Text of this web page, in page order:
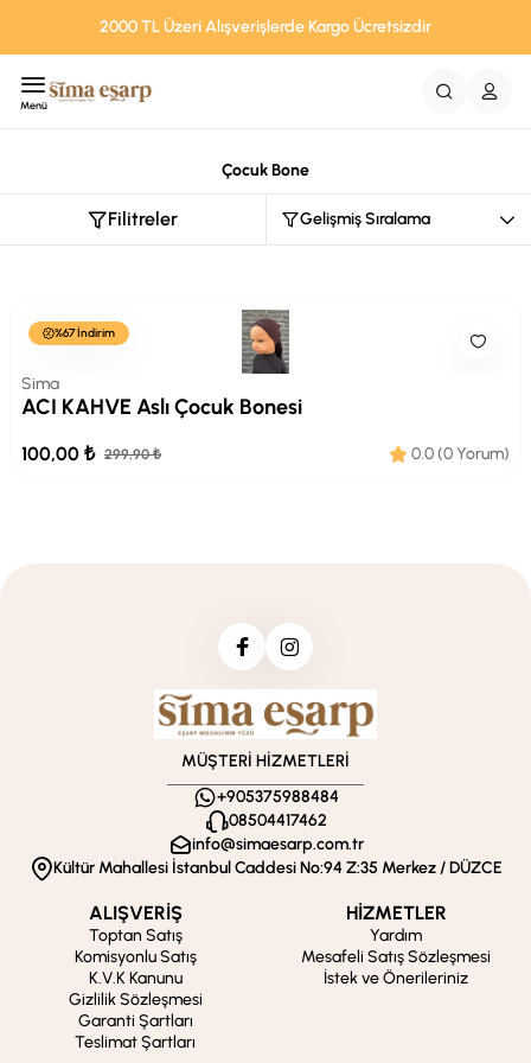
2000 TL Üzeri Alışverişlerde Kargo Ücretsizdir
Menü
Çocuk Bone
Filitreler
%67 İndirim
Sima
ACI KAHVE Aslı Çocuk Bonesi
100,00 ₺ 299,90 ₺ 0.0 (0 Yorum)
MÜŞTERİ HİZMETLERİ
+905375988484
08504417462
info@simaesarp.com.tr
Kültür Mahallesi İstanbul Caddesi No:94 Z:35 Merkez / DÜZCE
ALIŞVERİŞ
Toptan Satış
Komisyonlu Satış
K.V.K Kanunu
Gizlilik Sözleşmesi
Garanti Şartları
Teslimat Şartları
HİZMETLER
Yardım
Mesafeli Satış Sözleşmesi
İstek ve Önerileriniz